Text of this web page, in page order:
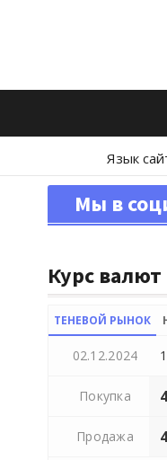
Язык
Мы в
Курс валют
ТЕНЕВОЙ РЫНОК
02.12.2024
Покупка
Продажа